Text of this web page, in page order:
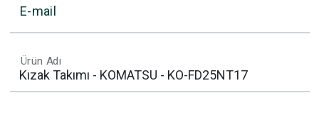
E-mail
Ürün Adı